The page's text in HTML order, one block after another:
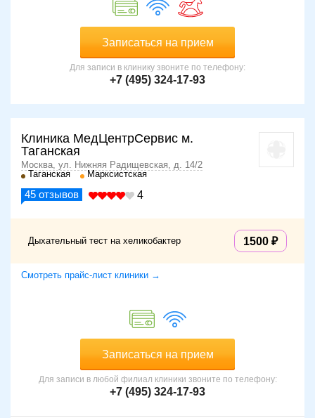
Записаться на прием
Для записи в клинику звоните по телефону:
+7 (495) 324-17-93
Клиника МедЦентрСервис м.
Таганская
Москва, ул. Нижняя Радищевская, д. 14/2
Таганская
Марксистская
45 отзывов 4
Дыхательный тест на хеликобактер 1500
Смотреть прайс-лист клиники →
Записаться на прием
Для записи в любой филиал клиники звоните по телефону:
+7 (495) 324-17-93